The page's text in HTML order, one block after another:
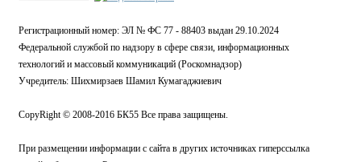
Регистрационный номер: ЭЛ № ФС 77 - 88403 выдан 29.10.2024
Федеральной службой по надзору в сфере связи, информационных
технологий и массовый коммуникаций (Роскомнадзор)
Учредитель: Шихмирзаев Шамил Кумагаджиевич
CopyRight © 2008-2016 БК55 Все права защищены.
При размещении информации с сайта в других источниках гиперссылка